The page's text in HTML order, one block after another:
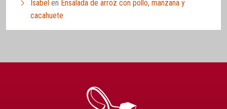
Isabel en Ensalada de arroz con pollo, manzana y
cacahuete